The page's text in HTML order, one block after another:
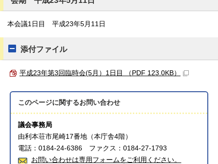
本会議1日目 平成23年5月11日
添付ファイル
平成23年第3回臨時会(5月）1日目 （PDF 123.0KB）
このページに関するお問い合わせ
議会事務局
由利本荘市尾崎17番地（本庁舎4階）
電話：0184-24-6386 ファクス：0184-27-1793
お問い合わせは専用フォームをご利用ください。